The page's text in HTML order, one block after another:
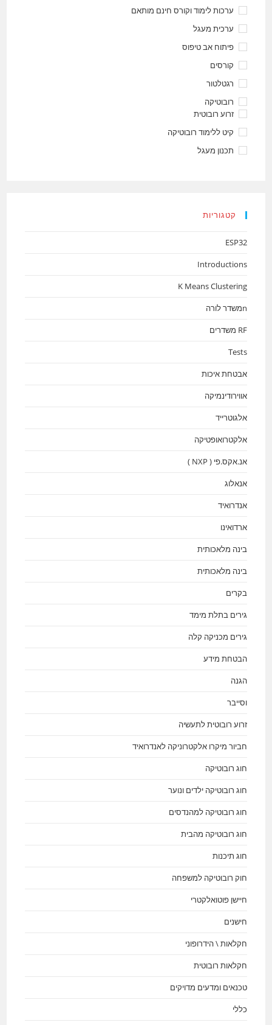
ערכות לימוד וקורס חינם מותאם
ערכית מעגל
פיתוח אב טיפוס
קורסים
רגטלטור
רובוטיקה
זרוע רובוטית
קיט ללימוד רובוטיקה
תכנון מעגל
קטגוריות
ESP32
Introductions
K Means Clustering
nמשדר לורה
RF משדרים
Tests
אבטחת איכות
אווירודינמיקה
אלגוטרייד
אלקטרואופטיקה
אנ.אקס.פי ( NXP )
אנאלוג
אנדרואיד
ארדואינו
בינה מלאכותית
בינה מלאכותית
בקרים
גירים בתלת מימד
גירים מכניקה קלה
הבטחת מידע
הגנה
וסייבר
זרוע רובוטית לתעשיה
חביור מיקרו אלקטרוניקה לאנדרואיד
חוג רובוטיקה
חוג רובוטיקה ילדים ונוער
חוג רובוטיקה למהנדסים
חוג רובוטיקה מהבית
חוג תיכנות
חוק רובוטיקה למשפחה
חיישן פוטואלקטרי
חישנים
חקלאות \ הידרופוני
חקלאות רובוטית
טכנאים ומדעים מדויקים
כללי